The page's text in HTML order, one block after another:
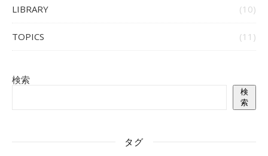
LIBRARY (10)
TOPICS (11)
検索
検
索
タグ